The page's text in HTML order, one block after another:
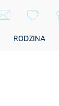
RODZINA